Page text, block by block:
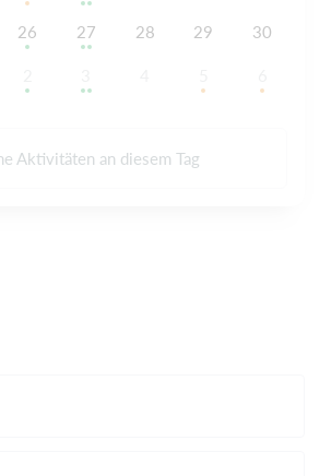
26 27 28 29 30
Aktivitäten an diesem Tag